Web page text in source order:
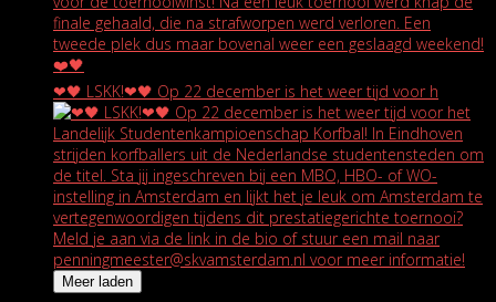
❤🖤 LSKK!❤🖤 Op 22 december is het weer tijd voor h
Meer laden